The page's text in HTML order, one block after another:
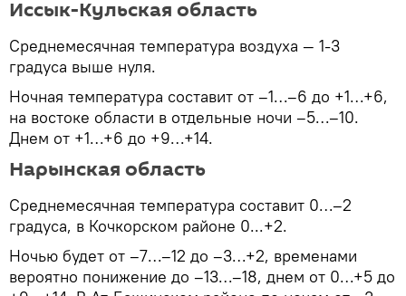
Иссык-Кульская область
Среднемесячная температура воздуха — 1-3
градуса выше нуля.
Ночная температура составит от –1…–6 до +1…+6,
на востоке области в отдельные ночи –5…–10.
Днем от +1…+6 до +9…+14.
Нарынская область
Среднемесячная температура составит 0…–2
градуса, в Кочкорском районе 0...+2.
Ночью будет от –7…–12 до –3…+2, временами
вероятно понижение до –13…–18, днем от 0…+5 до